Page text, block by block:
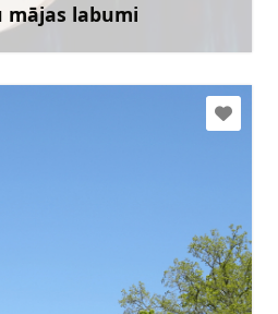
mājas labumi
Uzzināt vairāk